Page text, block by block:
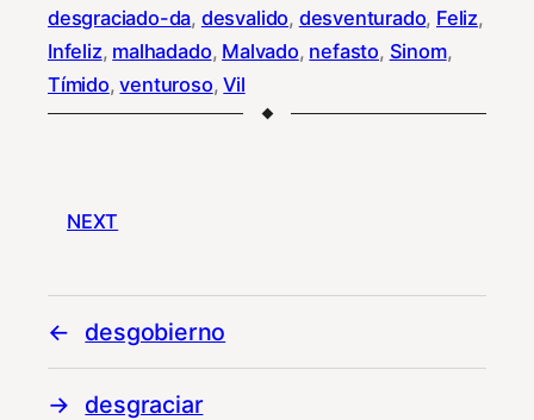
desgraciado-da, desvalido, desventurado, Feliz
Infeliz, malhadado, Malvado, nefasto, Sinom
Tímido, venturoso, Vil
NEXT
desgobierno
desgraciar